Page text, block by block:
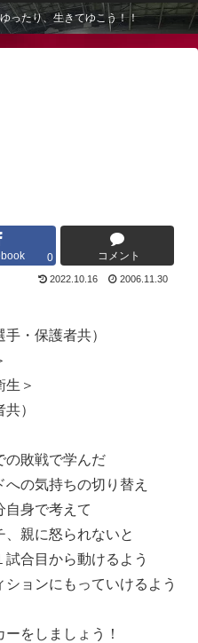
ったり、生きてゆこう！！
0 コメント
2022.10.16 2006.11.30
・保護者共）
生＞
）
の敗戦で学んだ
の気持ちの切り替え
自身で考えて
親に怒られないと
合目から動けるよう
ョンにもっていけるよう
をしましょう！